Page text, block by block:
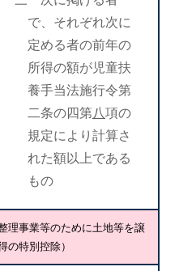
で、それぞれ次に
定める者の前年の
所得の額が児童扶
養手当法施行令第
二条の四第 八項の
規定により計算さ
れた額以上である
もの
理事業等のために土地等を譲
の特別控除）